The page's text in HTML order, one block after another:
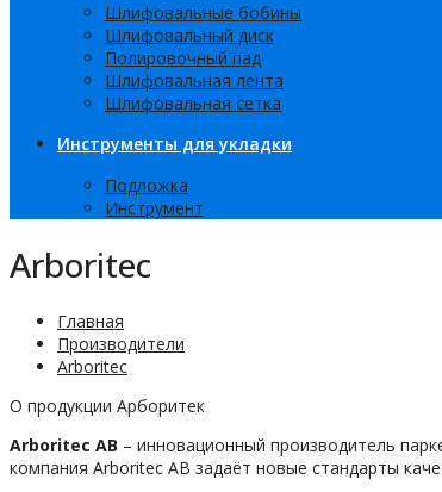
Шлифовальные бобины
Шлифовальный диск
Полировочный пад
Шлифовальная лента
Шлифовальная сетка
Инструменты для укладки
Подложка
Инструмент
Arboritec
Главная
Производители
Arboritec
О продукции Арборитек
Arboritec AB – инновационный производитель
компания Arboritec АВ задаёт новые стандарты